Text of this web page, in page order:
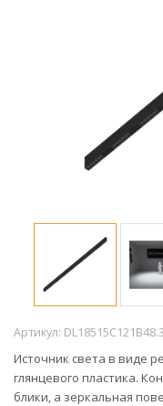
Артикул:
Источник света в виде
глянцевого пластика.
блики, а зеркальная